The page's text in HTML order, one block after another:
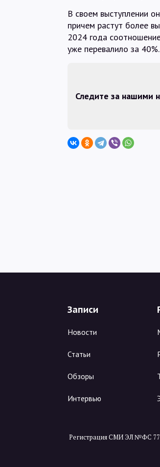
В своем выступлении
причем растут более
2024 года
уже перевалило за 40%.
Следите за нашими
Записи
Новости
Статьи
Обзоры
Интервью
Регистрация СМИ ЭЛ №ФС 77-